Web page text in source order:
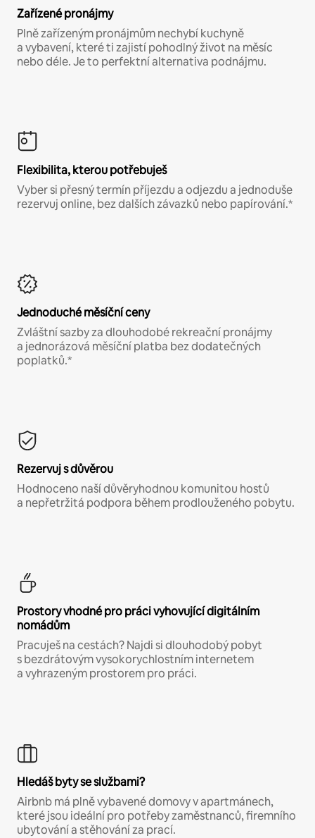
Zařízené pronájmy
Plně zařízeným pronájmům nechybí kuchyně
a vybavení, které ti zajistí pohodlný život na měsíc
nebo déle. Je to perfektní alternativa podnájmu.
Flexibilita, kterou potřebuješ
Vyber si přesný termín příjezdu a odjezdu a jednoduše
rezervuj online, bez dalších závazků nebo papírování.*
Jednoduché měsíční ceny
Zvláštní sazby za dlouhodobé rekreační pronájmy
a jednorázová měsíční platba bez dodatečných
poplatků.*
Rezervuj s důvěrou
Hodnoceno naší důvěryhodnou komunitou hostů
a nepřetržitá podpora během prodlouženého pobytu.
Prostory vhodné pro práci vyhovující digitálním
nomádům
Pracuješ na cestách? Najdi si dlouhodobý pobyt
s bezdrátovým vysokorychlostním internetem
a vyhrazeným prostorem pro práci.
Hledáš byty se službami?
Airbnb má plně vybavené domovy v apartmánech,
které jsou ideální pro potřeby zaměstnanců, firemního
ubytování a stěhování za prací.